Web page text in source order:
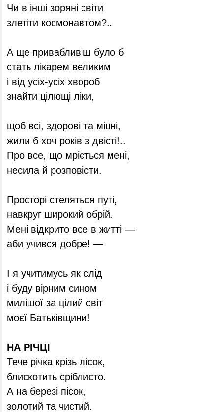
Чи в інші зоряні світи
злетіти космонавтом?..
А ще привабливіш було б
стать лікарем великим
і від усіх-усіх хвороб
знайти цілющі ліки,
щоб всі, здорові та міцні,
жили б хоч років з двісті!..
Про все, що мріється мені,
несила й розповісти.
Просторі стеляться путі,
навкруг широкий обрій.
Мені відкрито все в житті —
аби учився добре! —
І я учитимусь як слід
і буду вірним сином
милішої за цілий світ
моєї Батьківщини!
НА РІЧЦІ
Тече річка крізь лісок,
блискотить сріблисто.
А на березі пісок,
золотий та чистий.